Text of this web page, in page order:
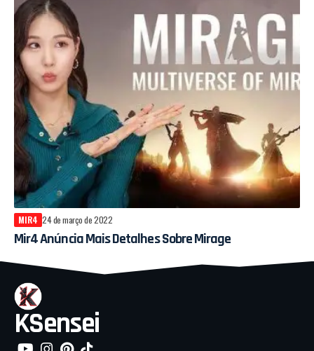
MIR4 24 de março de 2022
Mir4 Anúncia Mais Detalhes Sobre Mirage
KSensei